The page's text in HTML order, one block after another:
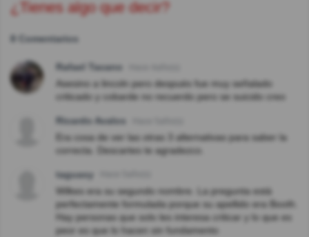
¿Tienes algo que decir?
8 Comentarios
Rafael Tacano
Asesino a lincoln pero después fue muy señalado
criticado y cobarde no recuerdo pero se suicido creo
Ricardo Avalos
Era cosa de ver las otras 3 alternativas para saber la
correcta. Descartes te agradezco.
taguasy
Wilkes era su segundo nombre. La pregunta está
perfectamente formulada porque su apellido era Booth.
Hay personas que solo les interesa criticar y lo que es
peor es que lo hacen sin fundamento